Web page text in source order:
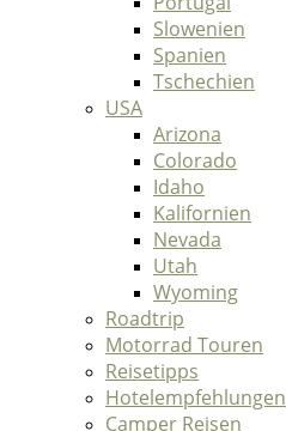
Slowenien
Spanien
Tschechien
USA
Arizona
Colorado
Idaho
Kalifornien
Nevada
Utah
Wyoming
Roadtrip
Motorrad Touren
Reisetipps
Hotelempfehlungen
Camper Reisen